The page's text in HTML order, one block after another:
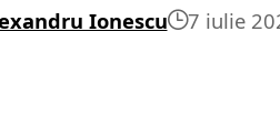
Ionescu 7 iulie